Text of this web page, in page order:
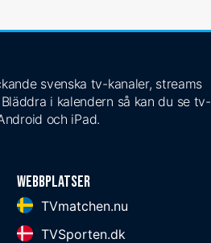
svenska tv-kanaler, streams
i kalendern så kan du se tv-
och iPad.
Webbplatser
TVmatchen.nu
TVSporten.dk